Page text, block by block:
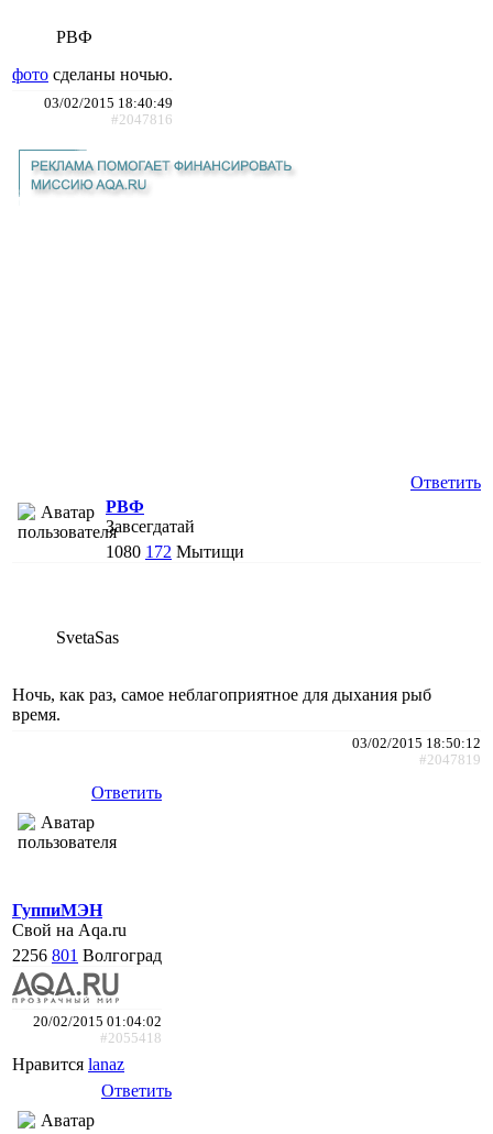
РВФ
фото сделаны ночью.
03/02/2015 18:40:49
#2047816
Ответить
РВФ
Завсегдатай
1080 172 Мытищи
SvetaSas
Ночь, как раз, самое неблагоприятное для дыхания рыб
время.
03/02/2015 18:50:12
#2047819
Ответить
ГуппиМЭН
Свой на Aqa.ru
2256 801 Волгоград
20/02/2015 01:04:02
#2055418
Нравится lanaz
Ответить